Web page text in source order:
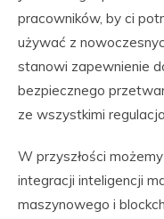
pracowników, by ci
używać z
stanowi zapewnienie
bezpiecznego
ze wszystkimi
W przyszłości
integracji inteligencji
maszynowego i